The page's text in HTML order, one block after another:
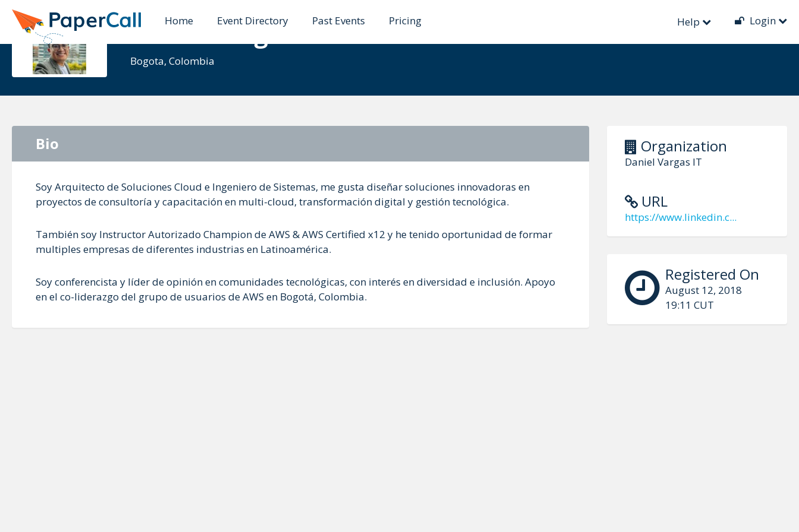
Home Event Directory Past Events Pricing Help Login
Daniel Vargas
Bogota, Colombia
Organization
Daniel Vargas IT
URL
https://www.linkedin.c...
Registered On
August 12, 2018
19:11 CUT
Bio
Soy Arquitecto de Soluciones Cloud e Ingeniero de Sistemas, me gusta diseñar soluciones innovadoras en
proyectos de consultoría y capacitación en multi-cloud, transformación digital y gestión tecnológica.
También soy Instructor Autorizado Champion de AWS & AWS Certified x12 y he tenido oportunidad de formar
multiples empresas de diferentes industrias en Latinoamérica.
Soy conferencista y líder de opinión en comunidades tecnológicas, con interés en diversidad e inclusión. Apoyo
en el co-liderazgo del grupo de usuarios de AWS en Bogotá, Colombia.